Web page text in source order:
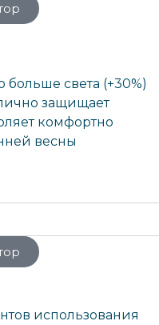
света (+30%)
защищает
комфортно
весны
использования